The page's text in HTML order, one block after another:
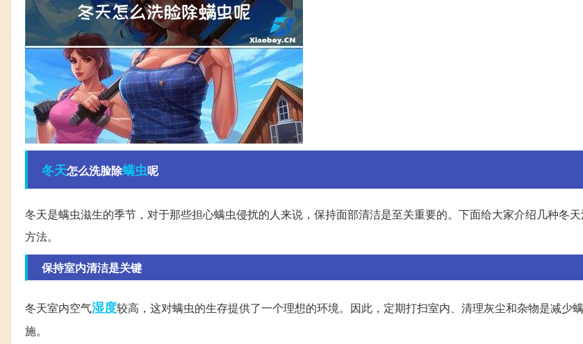
冬天怎么洗脸除螨虫呢
冬天是螨虫滋生的季节，对于那些担心螨虫侵扰的人来说，保持面部清洁是至关重要的。下面给大家介绍几种冬
方法。
保持室内清洁是关键
冬天室内空气湿度较高，这对螨虫的生存提供了一个理想的环境。因此，定期打扫室内、清理灰尘和杂物是减少
施。